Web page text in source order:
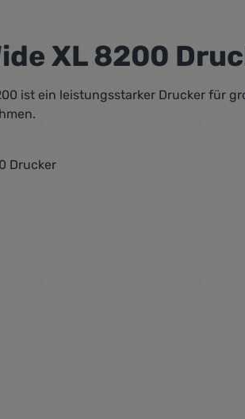
XL 8200
ist ein leistungsstarker Drucker für